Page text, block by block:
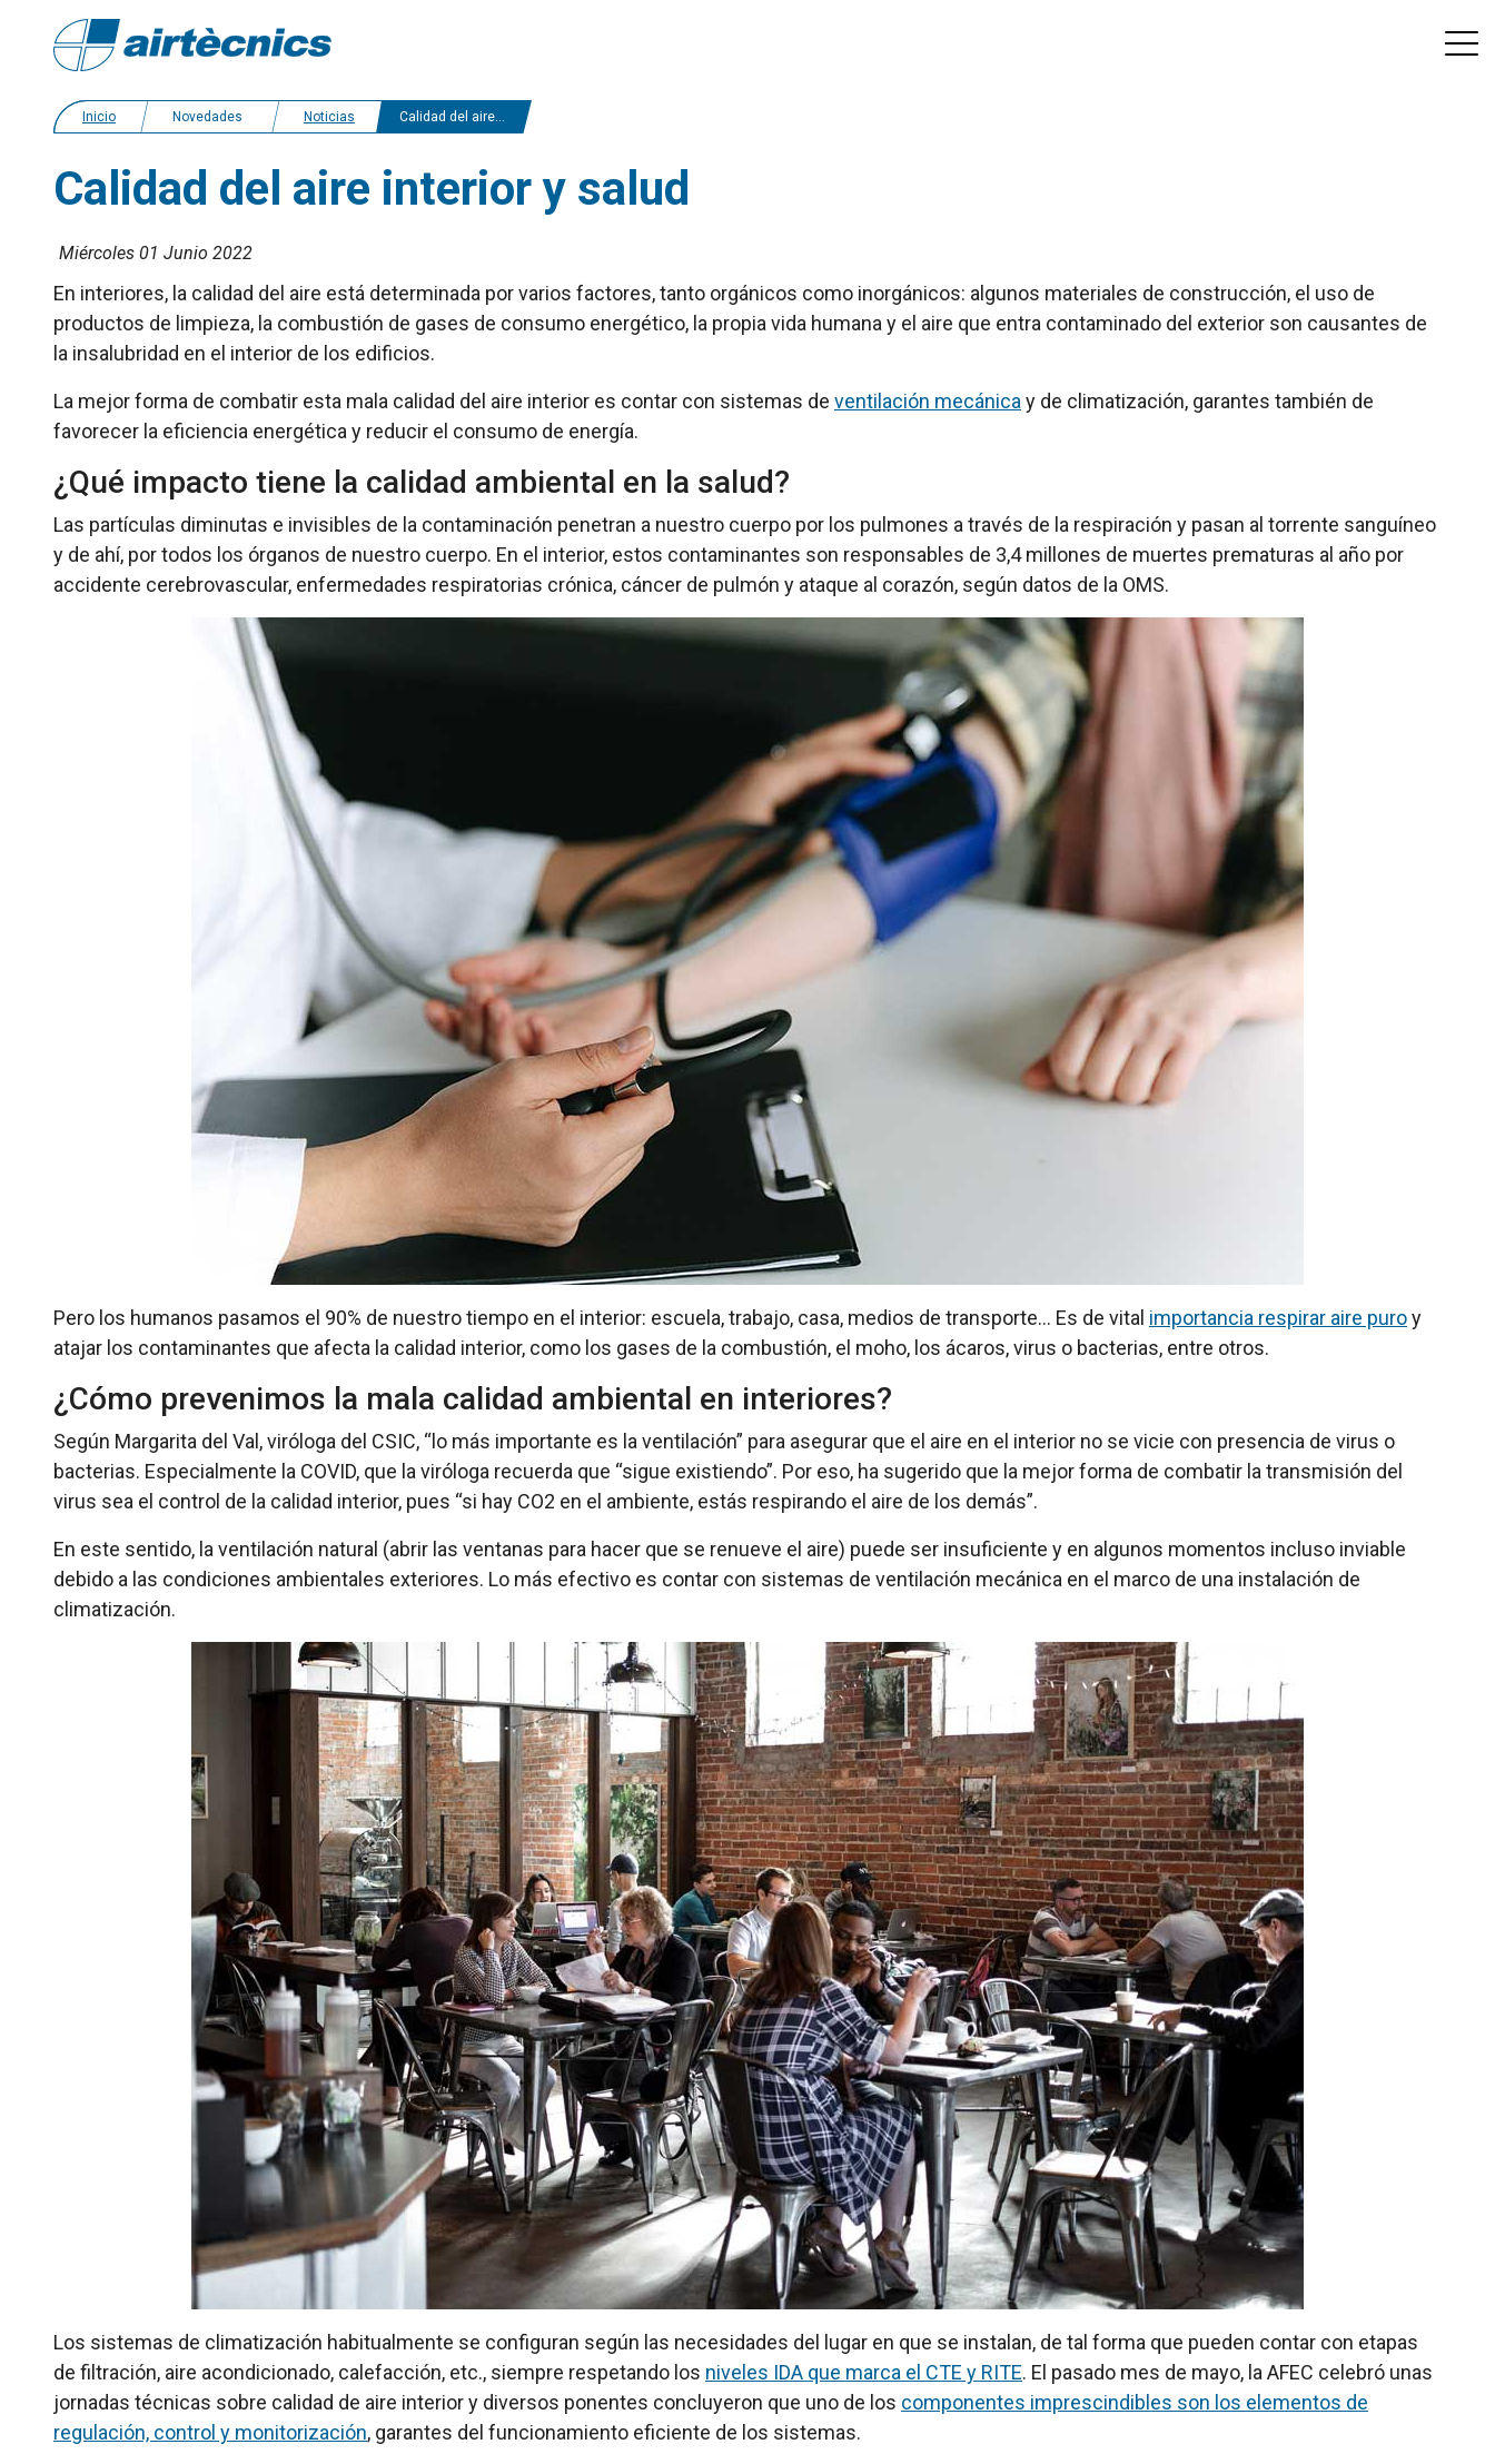
Inicio Novedades Noticias Calidad del aire interior y salud
Calidad del aire interior y salud
Miércoles 01 Junio 2022
En interiores, la calidad del aire está determinada por varios factores, tanto orgánicos como inorgánicos: algunos materiales de construcción, el uso de
productos de limpieza, la combustión de gases de consumo energético, la propia vida humana y el aire que entra contaminado del exterior son causantes de
la insalubridad en el interior de los edificios.
La mejor forma de combatir esta mala calidad del aire interior es contar con sistemas de ventilación mecánica y de climatización, garantes también de
favorecer la eficiencia energética y reducir el consumo de energía.
¿Qué impacto tiene la calidad ambiental en la salud?
Las partículas diminutas e invisibles de la contaminación penetran a nuestro cuerpo por los pulmones a través de la respiración y pasan al torrente sanguíneo
y de ahí, por todos los órganos de nuestro cuerpo. En el interior, estos contaminantes son responsables de 3,4 millones de muertes prematuras al año por
accidente cerebrovascular, enfermedades respiratorias crónica, cáncer de pulmón y ataque al corazón, según datos de la OMS.
Pero los humanos pasamos el 90% de nuestro tiempo en el interior: escuela, trabajo, casa, medios de transporte… Es de vital importancia respirar aire puroy
atajar los contaminantes que afecta la calidad interior, como los gases de la combustión, el moho, los ácaros, virus o bacterias, entre otros.
¿Cómo prevenimos la mala calidad ambiental en interiores?
Según Margarita del Val, viróloga del CSIC, “lo más importante es la ventilación” para asegurar que el aire en el interior no se vicie con presencia de virus o
bacterias. Especialmente la COVID, que la viróloga recuerda que “sigue existiendo”. Por eso, ha sugerido que la mejor forma de combatir la transmisión del
virus sea el control de la calidad interior, pues “si hay CO2 en el ambiente, estás respirando el aire de los demás”.
En este sentido, la ventilación natural (abrir las ventanas para hacer que se renueve el aire) puede ser insuficiente y en algunos momentos incluso inviable
debido a las condiciones ambientales exteriores. Lo más efectivo es contar con sistemas de ventilación mecánica en el marco de una instalación de
climatización.
Los sistemas de climatización habitualmente se configuran según las necesidades del lugar en que se instalan, de tal forma que pueden contar con etapas
de filtración, aire acondicionado, calefacción, etc., siempre respetando los niveles IDA que marca el CTE y RITE. El pasado mes de mayo, la AFEC celebró unas
jornadas técnicas sobre calidad de aire interior y diversos ponentes concluyeron que uno de los componentes imprescindibles son los elementos de
regulación, control y monitorización, garantes del funcionamiento eficiente de los sistemas.